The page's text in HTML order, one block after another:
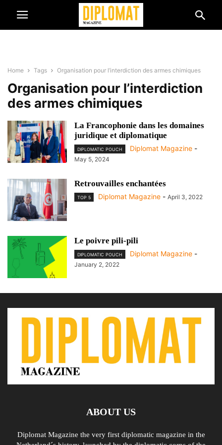
Home Tags Organisation pour l’interdiction des armes chimiques
Organisation pour l’interdiction
des armes chimiques
La Francophonie dans les domaines
juridique et diplomatique
DIPLOMATIC POUCH Diplomat Magazine -
May 5, 2024
Retrouvailles enchantées
TOP 5 Diplomat Magazine - April 3, 2022
Le poivre pili-pili
DIPLOMATIC POUCH Diplomat Magazine -
January 2, 2022
ABOUT US
Diplomat Magazine the very first diplomatic magazine in the